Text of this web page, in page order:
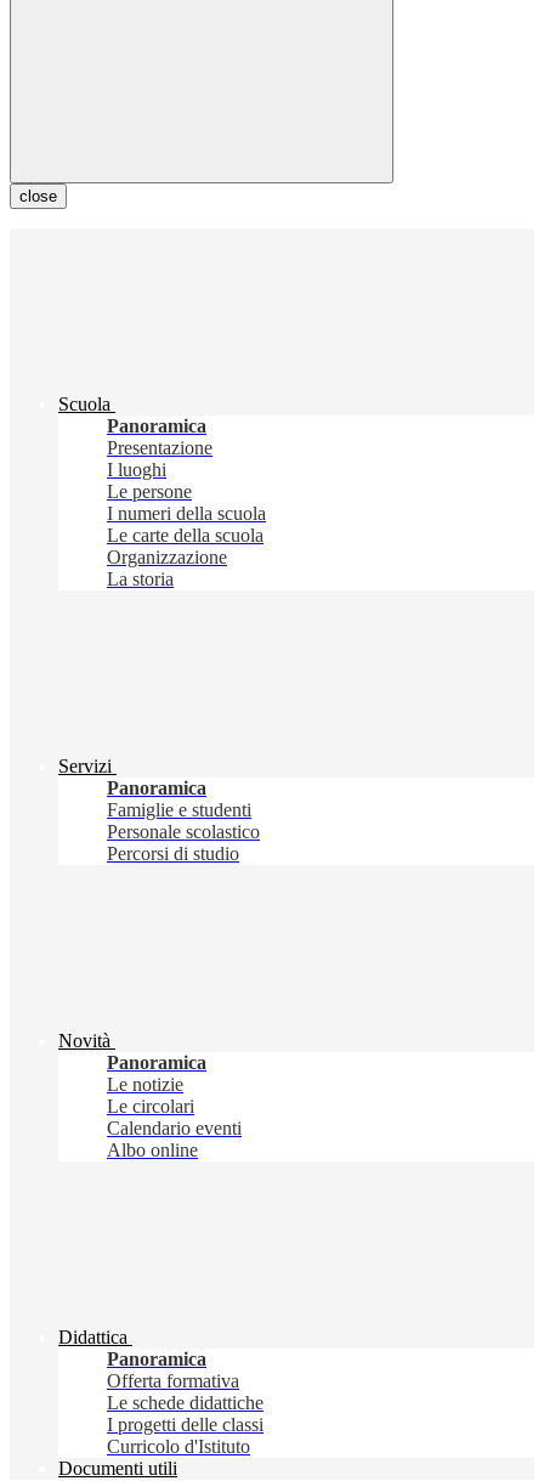
close
Scuola
Panoramica
Presentazione
I luoghi
Le persone
I numeri della scuola
Le carte della scuola
Organizzazione
La storia
Servizi
Panoramica
Famiglie e studenti
Personale scolastico
Percorsi di studio
Novità
Panoramica
Le notizie
Le circolari
Calendario eventi
Albo online
Didattica
Panoramica
Offerta formativa
Le schede didattiche
I progetti delle classi
Curricolo d'Istituto
Documenti utili